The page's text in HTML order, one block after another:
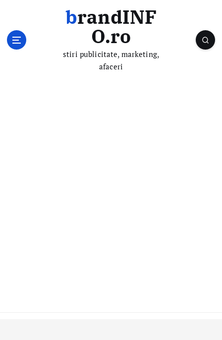
brandINF
O.ro
stiri publicitate, marketing,
afaceri